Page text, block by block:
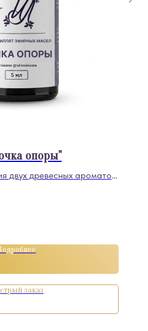
опоры"
двух древесных ароматов,
кедром (Cryptomeria
заказ